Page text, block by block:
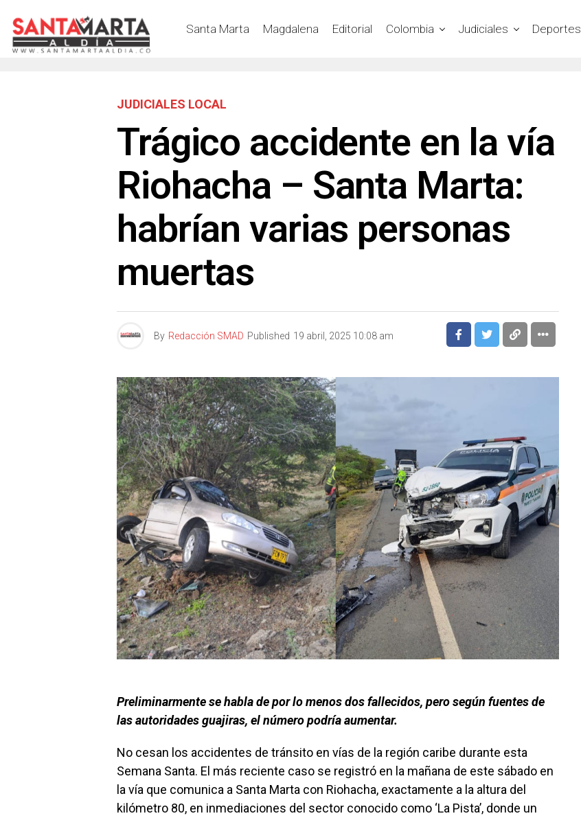
Santa Marta Magdalena Editorial Colombia Judiciales Deportes
JUDICIALES LOCAL
Trágico accidente en la vía
Riohacha – Santa Marta:
habrían varias personas
muertas
By Redacción SMAD Published 19 abril, 2025 10:08 am
Preliminarmente se habla de por lo menos dos fallecidos, pero según fuentes de
las autoridades guajiras, el número podría aumentar.
No cesan los accidentes de tránsito en vías de la región caribe durante esta
Semana Santa. El más reciente caso se registró en la mañana de este sábado en
la vía que comunica a Santa Marta con Riohacha, exactamente a la altura del
kilómetro 80, en inmediaciones del sector conocido como ‘La Pista’, donde un